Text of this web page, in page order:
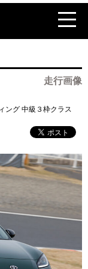
走行画像
ング 中級３枠クラス